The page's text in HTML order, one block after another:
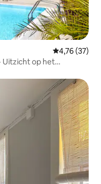
Gemiddelde
4,76 (37)
Uitzicht op het